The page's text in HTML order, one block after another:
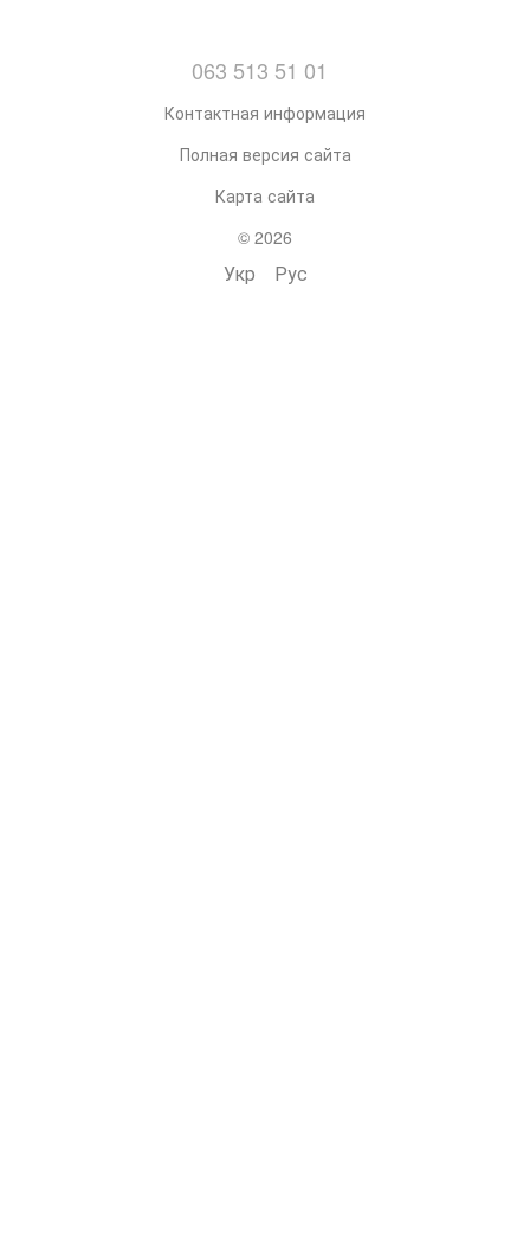
063 513 51 01
Контактная информация
Полная версия сайта
Карта сайта
© 2026
Укр Рус